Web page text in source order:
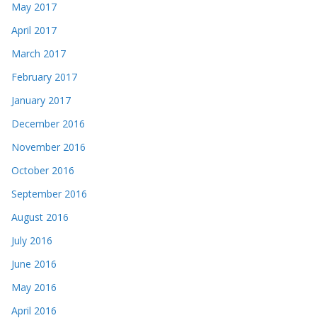
May 2017
April 2017
March 2017
February 2017
January 2017
December 2016
November 2016
October 2016
September 2016
August 2016
July 2016
June 2016
May 2016
April 2016